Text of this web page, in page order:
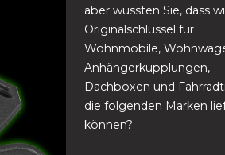
aber wussten Sie, dass
Originalschlüssel für
Wohnmobile,
Anhängerkupplungen,
Dachboxen und
die folgenden Marken
können?